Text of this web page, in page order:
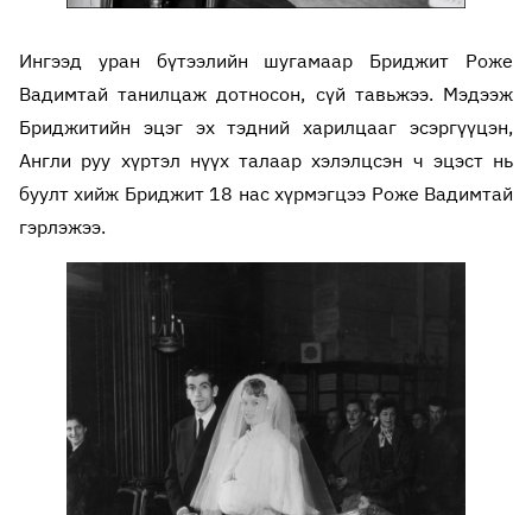
Ингээд уран бүтээлийн шугамаар Бриджит Роже
Вадимтай танилцаж дотносон, сүй тавьжээ. Мэдээж
Бриджитийн эцэг эх тэдний харилцааг эсэргүүцэн,
Англи руу хүртэл нүүх талаар хэлэлцсэн ч эцэст нь
буулт хийж Бриджит 18 нас хүрмэгцээ Роже Вадимтай
гэрлэжээ.